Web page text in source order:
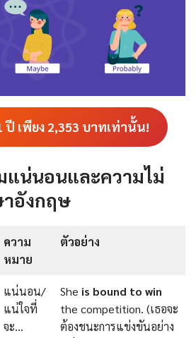
ปี เพียง2,353 บาทเท่านั้น!
แน่นอนและความไม่
อังกฤษ
ความ
หมาย
ตัวอย่าง
แน่นอน/
แน่ใจที่
จะ…
She is bound to win
the competition. (เธอจะ
ต้องชนะการแข่งขันอย่าง